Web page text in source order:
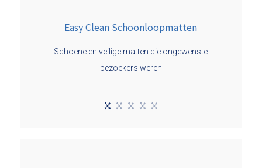
Easy Clean Schoonloopmatten
Schoene en veilige matten die ongewenste
bezoekers weren